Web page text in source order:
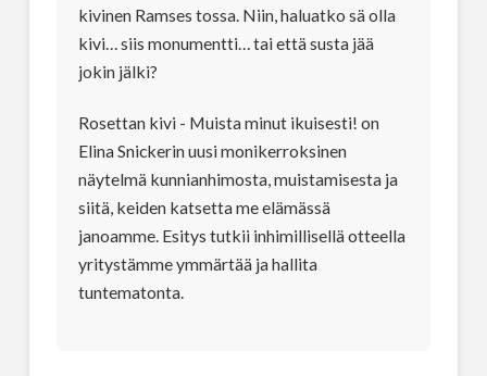
kivinen Ramses tossa. Niin, haluatko sä olla
kivi… siis monumentti… tai että susta jää
jokin jälki?
Rosettan kivi - Muista minut ikuisesti! on
Elina Snickerin uusi monikerroksinen
näytelmä kunnianhimosta, muistamisesta ja
siitä, keiden katsetta me elämässä
janoamme. Esitys tutkii inhimillisellä otteella
yritystämme ymmärtää ja hallita
tuntematonta.